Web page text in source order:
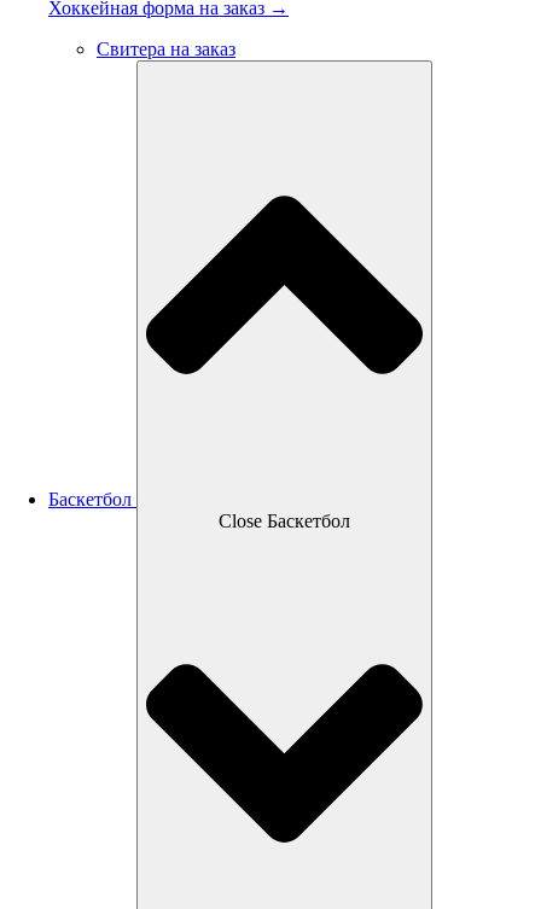
Хоккейная форма на заказ →
Свитера на заказ
Баскетбол
Close Баскетбол